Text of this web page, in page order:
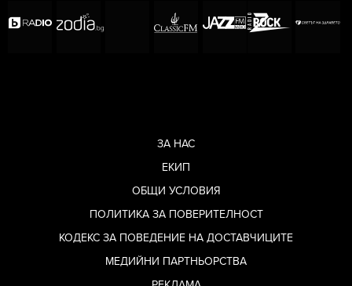
ЗА НАС
ЕКИП
ОБЩИ УСЛОВИЯ
ПОЛИТИКА ЗА ПОВЕРИТЕЛНОСТ
КОДЕКС ЗА ПОВЕДЕНИЕ НА ДОСТАВЧИЦИТЕ
МЕДИЙНИ ПАРТНЬОРСТВА